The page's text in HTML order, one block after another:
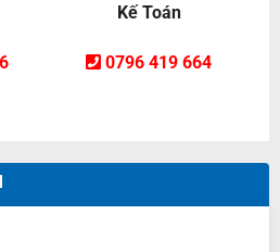
Kế Toán
0796 419 664